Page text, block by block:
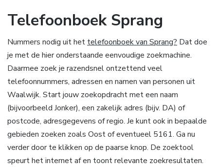
Telefoonboek Sprang
Nummers nodig uit het telefoonboek van Sprang? Dat doe
je met de hier onderstaande eenvoudige zoekmachine.
Daarmee zoek je razendsnel ontzettend veel
telefoonnummers, adressen en namen van personen uit
Waalwijk. Start jouw zoekopdracht met een naam
(bijvoorbeeld Jonker), een zakelijk adres (bijv. DA) of
postcode, adresgegevens of regio. Je kunt ook in bepaalde
gebieden zoeken zoals Oost of eventueel 5161. Ga nu
verder door te klikken op de paarse knop. De zoektool
speurt het internet af en toont relevante zoekresultaten.